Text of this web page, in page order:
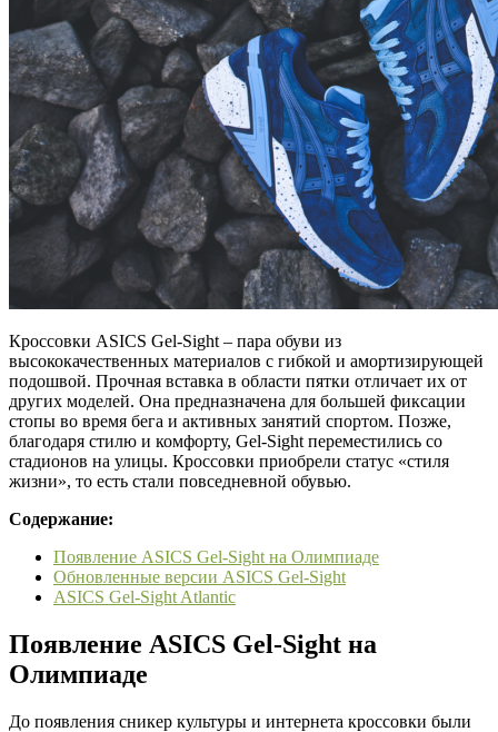
Кроссовки ASICS Gel-Sight – пара обуви из
высококачественных материалов с гибкой и амортизирующей
подошвой. Прочная вставка в области пятки отличает их от
других моделей. Она предназначена для большей фиксации
стопы во время бега и активных занятий спортом. Позже,
благодаря стилю и комфорту, Gel-Sight переместились со
стадионов на улицы. Кроссовки приобрели статус «стиля
жизни», то есть стали повседневной обувью.
Содержание:
Появление ASICS Gel-Sight на Олимпиаде
Обновленные версии ASICS Gel-Sight
ASICS Gel-Sight Atlantic
Появление ASICS Gel-Sight на
Олимпиаде
До появления сникер культуры и интернета кроссовки были